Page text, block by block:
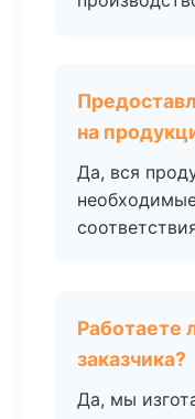
на
Да, вся
Работаете
заказчика?
Да, мы